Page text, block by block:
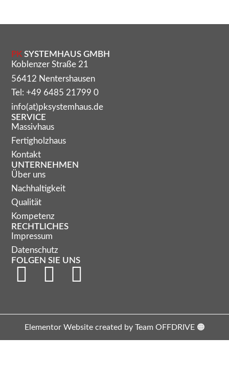
PK SYSTEMHAUS GMBH
Koblenzer Straße 21
56412 Nentershausen
Tel: +49 6485 21799 0
info(at)pksystemhaus.de
SERVICE
Massivhaus
Fertigholzhaus
Kontakt
UNTERNEHMEN
Über uns
Nachhaltigkeit
Qualität
Kompetenz
RECHTLICHES
Impressum
Datenschutz
FOLGEN SIE UNS
Elementor Website created by Team OFFDRIVE 🟠